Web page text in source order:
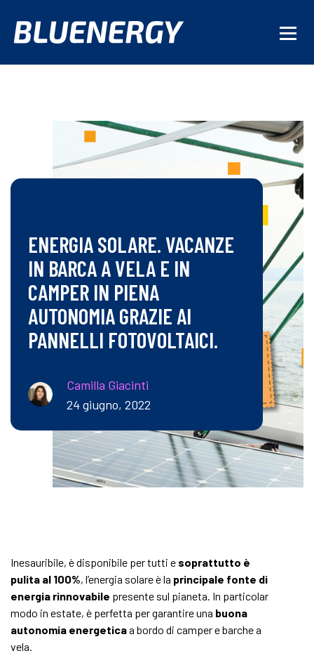
ENERGIA SOLARE. VACANZE
IN BARCA A VELA E IN
CAMPER IN PIENA
AUTONOMIA GRAZIE AI
PANNELLI FOTOVOLTAICI.
Camilla Giacinti
24 giugno, 2022
Inesauribile, è disponibile per tutti e soprattutto è
pulita al 100%, l’energia solare è la principale fonte di
energia rinnovabile presente sul pianeta. In particolar
modo in estate, è perfetta per garantire una buona
autonomia energeticaa bordo di campere barche a
vela.